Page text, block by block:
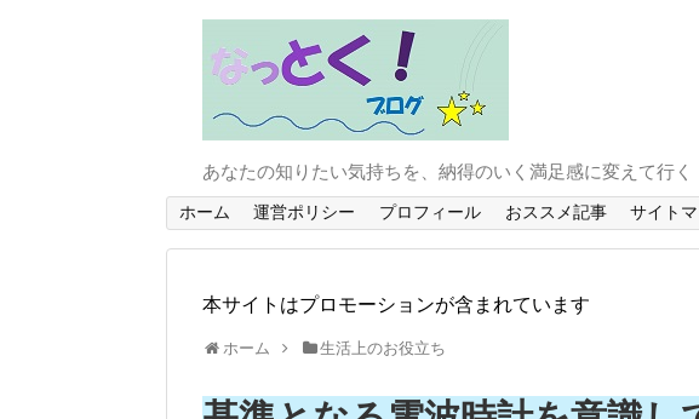
あなたの知りたい気持ちを、納得のいく満足感に変えて行く
ホーム 運営ポリシー プロフィール おススメ記事 サイト
本サイトはプロモーションが含まれています
ホーム 生活上のお役立ち